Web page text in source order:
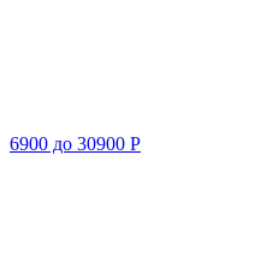
6900 до 30900 Р